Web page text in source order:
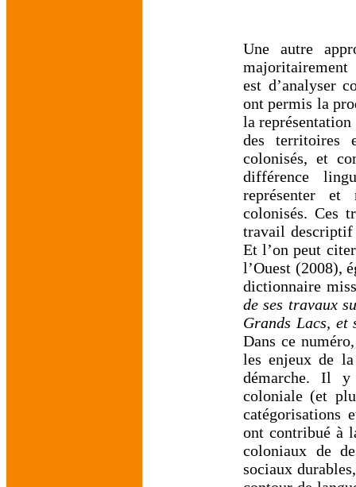
Une autre
majoritairement
est d’analyser
ont permis la
la
des territoires
colonisés, et
différence
représenter et
colonisés. Ces
travail
Et l’on peut
l’Ouest (2008),
dictionnaire
de ses travaux
Grands Lacs,
Dans ce
les enjeux de
démarche. Il y
coloniale (et
catégorisations
ont contribué à
coloniaux de
sociaux